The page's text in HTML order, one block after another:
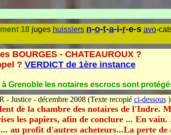
18juges huissiers n-o-t-a-i-r-e-s avo-
BOURGES - CHATEAUROUX ?
? VERDICT de 1ère instance
Grenoble les notaires escrocs sont
Justice - décembre 2008 (Texte recopié ci-dessous)
de la chambre des notaires de l'Indre.
les papiers, afin de conclure ... En
au profit d'autres acheteurs...La perte de